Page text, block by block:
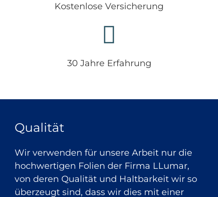
Kostenlose Versicherung
30 Jahre Erfahrung
Qualität
Wir verwenden für unsere Arbeit nur die
hochwertigen Folien der Firma LLumar,
von deren Qualität und Haltbarkeit wir so
überzeugt sind, dass wir dies mit einer